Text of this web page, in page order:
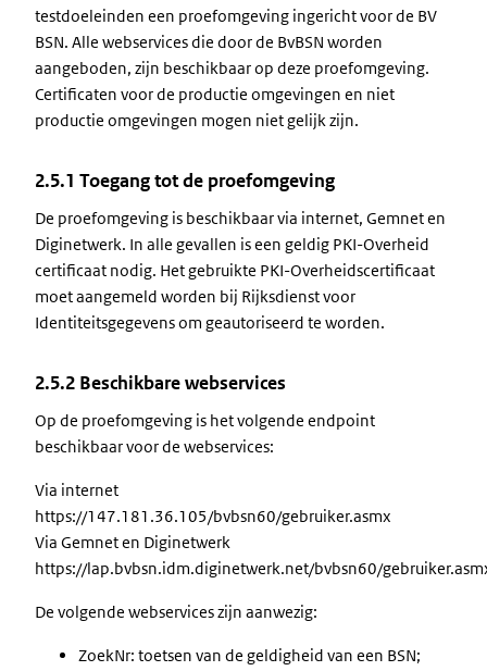
testdoeleinden een proefomgeving ingericht voor de BV
BSN. Alle webservices die door de BvBSN worden
aangeboden, zijn beschikbaar op deze proefomgeving.
Certificaten voor de productie omgevingen en niet
productie omgevingen mogen niet gelijk zijn.
2.5.1 Toegang tot de proefomgeving
De proefomgeving is beschikbaar via internet, Gemnet en
Diginetwerk. In alle gevallen is een geldig PKI-Overheid
certificaat nodig. Het gebruikte PKI-Overheidscertificaat
moet aangemeld worden bij Rijksdienst voor
Identiteitsgegevens om geautoriseerd te worden.
2.5.2 Beschikbare webservices
Op de proefomgeving is het volgende endpoint
beschikbaar voor de webservices:
Via internet
https://147.181.36.105/bvbsn60/gebruiker.asmx
Via Gemnet en Diginetwerk
https://lap.bvbsn.idm.diginetwerk.net/bvbsn60/
De volgende webservices zijn aanwezig:
ZoekNr: toetsen van de geldigheid van een BSN;